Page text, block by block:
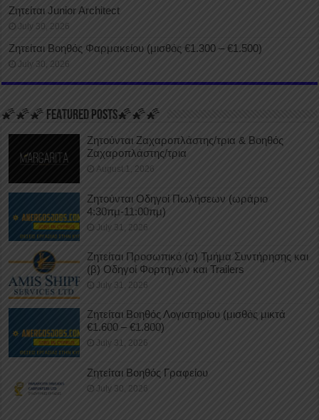
Ζητείται Junior Architect
July 30, 2026
Ζητείται Βοηθός Φαρμακείου (μισθός €1.300 – €1.500)
July 30, 2026
🌠🌠🌠 FEATURED POSTS🌠🌠🌠
Ζητούνται Ζαχαροπλάστης/τρια & Βοηθός
Ζαχαροπλάστης/τρια
August 1, 2026
Ζητούνται Οδηγοί Πωλήσεων (ωράριο
4:30πμ-11:00πμ)
July 31, 2026
Ζητείται Προσωπικό (α) Τμήμα Συντήρησης και
(β) Οδηγοί Φορτηγών και Trailers
July 31, 2026
Ζητείται Βοηθός Λογιστηρίου (μισθός μικτά
€1.600 – €1.800)
July 31, 2026
Ζητείται Βοηθός Γραφείου
July 30, 2026